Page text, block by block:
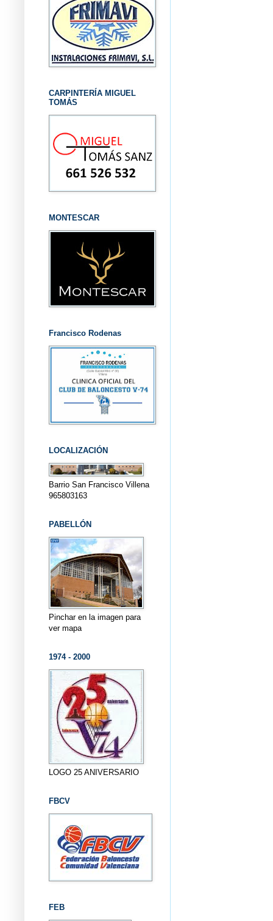
CARPINTERÍA MIGUEL
TOMÁS
MONTESCAR
Francisco Rodenas
LOCALIZACIÓN
Barrio San Francisco Villena
965803163
PABELLÓN
Pinchar en la imagen para
ver mapa
1974 - 2000
LOGO 25 ANIVERSARIO
FBCV
FEB